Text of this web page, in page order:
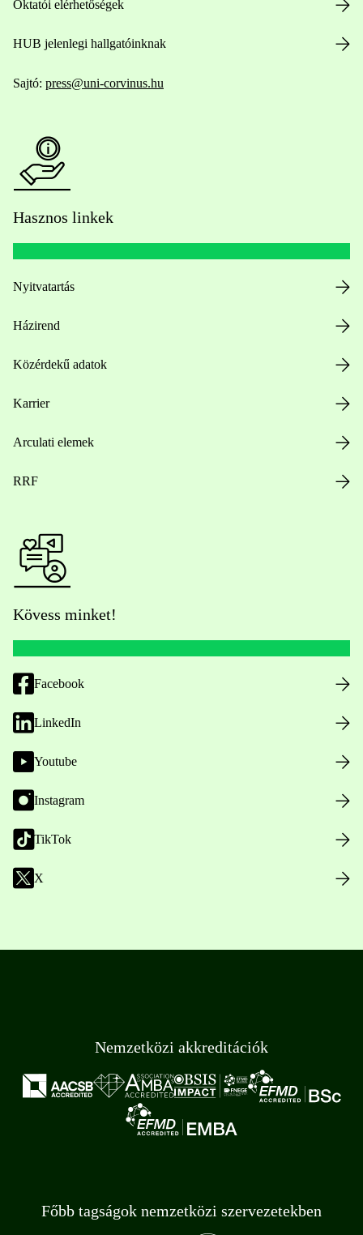
Oktatói elérhetőségek
HUB jelenlegi hallgatóinknak
Sajtó: press@uni-corvinus.hu
Hasznos linkek
Nyitvatartás
Házirend
Közérdekű adatok
Karrier
Arculati elemek
RRF
Kövess minket!
Facebook
LinkedIn
Youtube
Instagram
TikTok
X
Nemzetközi akkreditációk
Főbb tagságok nemzetközi szervezetekben